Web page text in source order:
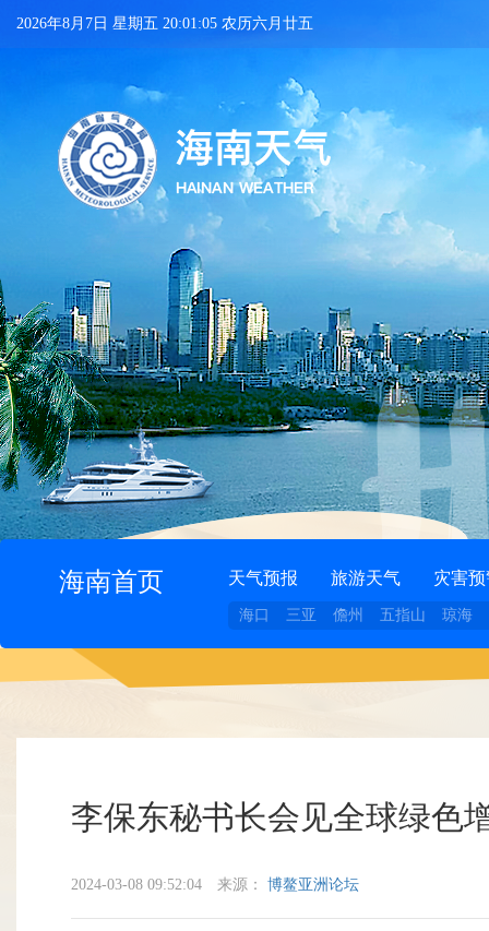
2026年8月7日 星期五 20:01:05 农历六月廿五
海南首页 天气预报 旅游天气 灾害
海口 三亚 儋州 五指山 琼海
李保东秘书长会见全球绿色
2024-03-08 09:52:04 来源： 博鳌亚洲论坛